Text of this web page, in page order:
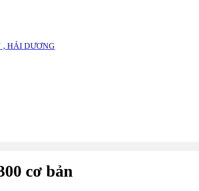
, HẢI DƯƠNG
cơ bản